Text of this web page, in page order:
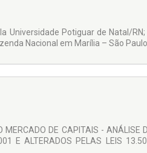
Universidade Potiguar de Natal/
Nacional em Marília – São
DE CAPITAIS - ANÁLISE
E ALTERADOS PELAS LEIS